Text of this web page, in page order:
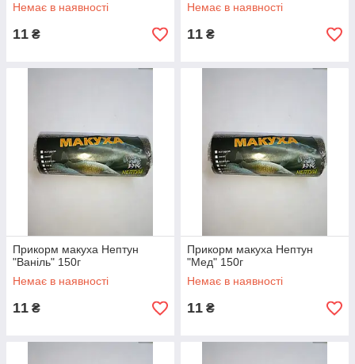
Немає в наявності
11 ₴
Немає в наявності
11 ₴
Прикорм макуха Нептун
"Ваніль" 150г
Немає в наявності
11 ₴
Прикорм макуха Нептун
"Мед" 150г
Немає в наявності
11 ₴